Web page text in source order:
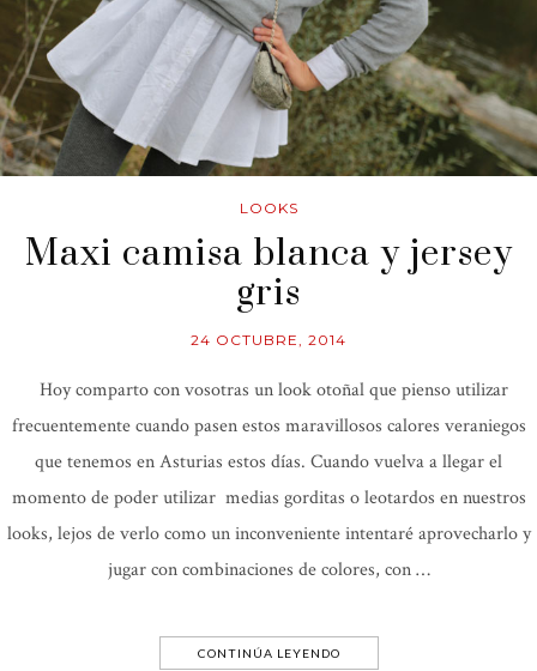
LOOKS
Maxi camisa blanca y jersey
gris
24 OCTUBRE, 2014
Hoy comparto con vosotras un look otoñal que pienso utilizar
frecuentemente cuando pasen estos maravillosos calores veraniegos
que tenemos en Asturias estos días. Cuando vuelva a llegar el
momento de poder utilizar medias gorditas o leotardos en nuestros
looks, lejos de verlo como un inconveniente intentaré aprovecharlo y
jugar con combinaciones de colores, con …
CONTINÚA LEYENDO